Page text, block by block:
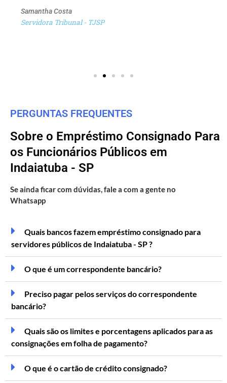
Samantha Costa
Servidora Tribunal - TJSP
PERGUNTAS FREQUENTES
Sobre o Empréstimo Consignado Para
os Funcionários Públicos em
Indaiatuba - SP
Se ainda ficar com dúvidas, fale a com a gente no
Whatsapp
Quais bancos fazem empréstimo consignado para
servidores públicos de Indaiatuba - SP ?
O que é um correspondente bancário?
Preciso pagar pelos serviços do correspondente
bancário?
Quais são os limites e porcentagens aplicados para as
consignações em folha de pagamento?
O que é o cartão de crédito consignado?